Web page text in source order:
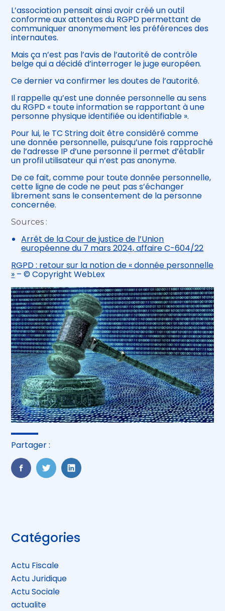
L’association pensait ainsi avoir créé un outil
conforme aux attentes du RGPD permettant de
communiquer anonymement les préférences des
internautes.
Mais ça n’est pas l’avis de l’autorité de contrôle
belge qui a décidé d’interroger le juge européen.
Ce dernier va confirmer les doutes de l’autorité.
Il rappelle qu’est une donnée personnelle au sens
du RGPD « toute information se rapportant à une
personne physique identifiée ou identifiable ».
Pour lui, le TC String doit être considéré comme
une donnée personnelle, puisqu’une fois rapproché
de l’adresse IP d’une personne il permet d’établir
un profil utilisateur qui n’est pas anonyme.
De ce fait, comme pour toute donnée personnelle,
cette ligne de code ne peut pas s’échanger
librement sans le consentement de la personne
concernée.
Sources :
Arrêt de la Cour de justice de l’Union
européenne du 7 mars 2024, affaire C-604/22
RGPD : retour sur la notion de « donnée personnelle
» – © Copyright WebLex
Partager :
FaceBook
TwitterLinkedIn
Blog
sidebar
Catégories
Actu Fiscale
Actu Juridique
Actu Sociale
actualite